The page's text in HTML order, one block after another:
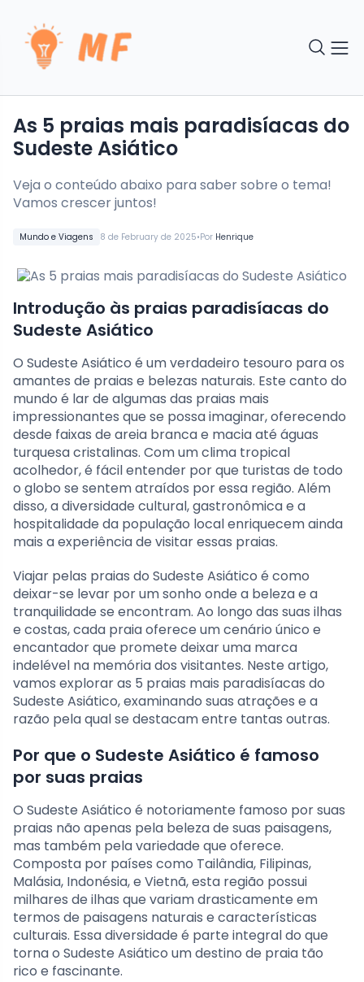
Mundo e Viagens 8 de February de 2025•Por Henrique
As 5 praias mais paradisíacas do
Sudeste Asiático
Veja o conteúdo abaixo para saber sobre o tema!
Vamos crescer juntos!
Introdução às praias paradisíacas do
Sudeste Asiático
O Sudeste Asiático é um verdadeiro tesouro para os
amantes de praias e belezas naturais. Este canto do
mundo é lar de algumas das praias mais
impressionantes que se possa imaginar, oferecendo
desde faixas de areia branca e macia até águas
turquesa cristalinas. Com um clima tropical
acolhedor, é fácil entender por que turistas de todo
o globo se sentem atraídos por essa região. Além
disso, a diversidade cultural, gastronômica e a
hospitalidade da população local enriquecem ainda
mais a experiência de visitar essas praias.
Viajar pelas praias do Sudeste Asiático é como
deixar-se levar por um sonho onde a beleza e a
tranquilidade se encontram. Ao longo das suas ilhas
e costas, cada praia oferece um cenário único e
encantador que promete deixar uma marca
indelével na memória dos visitantes. Neste artigo,
vamos explorar as 5 praias mais paradisíacas do
Sudeste Asiático, examinando suas atrações e a
razão pela qual se destacam entre tantas outras.
Por que o Sudeste Asiático é famoso
por suas praias
O Sudeste Asiático é notoriamente famoso por suas
praias não apenas pela beleza de suas paisagens,
mas também pela variedade que oferece.
Composta por países como Tailândia, Filipinas,
Malásia, Indonésia, e Vietnã, esta região possui
milhares de ilhas que variam drasticamente em
termos de paisagens naturais e características
culturais. Essa diversidade é parte integral do que
torna o Sudeste Asiático um destino de praia tão
rico e fascinante.